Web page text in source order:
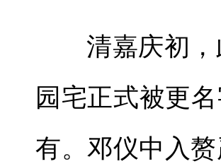
清嘉庆初
园宅正式被更
有。邓仪中入